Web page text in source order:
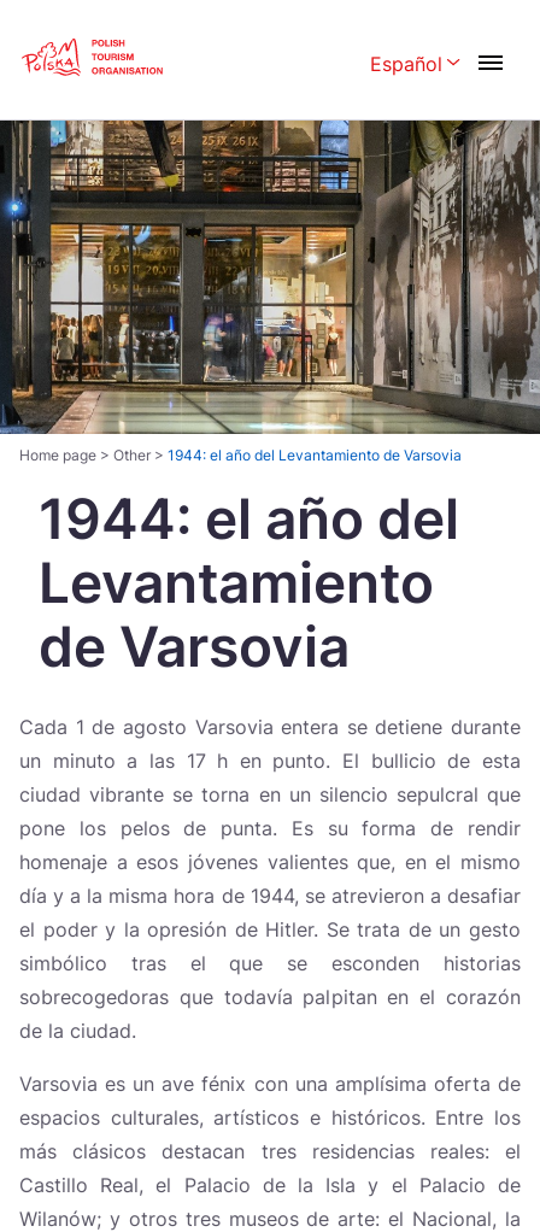
Español
Polski English
Česká 中国
Dansk Deutschland
Español Français
Italiano Magyar
Nederlands 日本語
Português Norsk
Suomi Svenska
Україна
Home page > Other > 1944: el año del Levantamiento de Varsovia
1944: el año del
Levantamiento
de Varsovia
Cada 1 de agosto Varsovia entera se detiene durante
un minuto a las 17 h en punto. El bullicio de esta
ciudad vibrante se torna en un silencio sepulcral que
pone los pelos de punta. Es su forma de rendir
homenaje a esos jóvenes valientes que, en el mismo
día y a la misma hora de 1944, se atrevieron a desafiar
el poder y la opresión de Hitler. Se trata de un gesto
simbólico tras el que se esconden historias
sobrecogedoras que todavía palpitan en el corazón
de la ciudad.
Varsovia es un ave fénix con una amplísima oferta de
espacios culturales, artísticos e históricos. Entre los
más clásicos destacan tres residencias reales: el
Castillo Real, el Palacio de la Isla y el Palacio de
Wilanów; y otros tres museos de arte: el Nacional, la